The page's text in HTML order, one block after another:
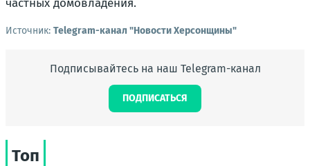
частных домовладения.
Источник: Telegram-канал "Новости Херсонщины"
Подписывайтесь на наш Telegram-канал
ПОДПИСАТЬСЯ
Топ